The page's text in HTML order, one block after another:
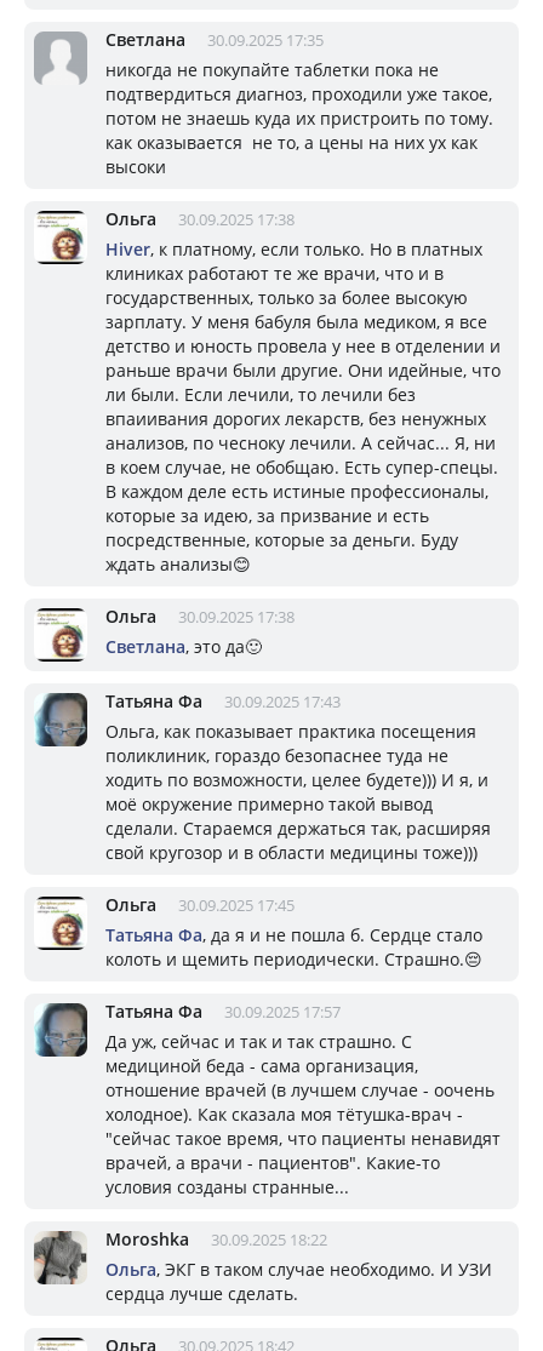
Светлана 30.09.2025 17:35
никогда не покупайте таблетки пока не
подтвердиться диагноз, проходили уже такое,
потом не знаешь куда их пристроить по тому.
как оказывается не то, а цены на них ух как
высоки
Ольга 30.09.2025 17:38
Hiver, к платному, если только. Но в платных
клиниках работают те же врачи, что и в
государственных, только за более высокую
зарплату. У меня бабуля была медиком, я все
детство и юность провела у нее в отделении и
раньше врачи были другие. Они идейные, что
ли были. Если лечили, то лечили без
впаиивания дорогих лекарств, без ненужных
анализов, по чесноку лечили. А сейчас... Я, ни
в коем случае, не обобщаю. Есть супер-спецы.
В каждом деле есть истиные профессионалы,
которые за идею, за призвание и есть
посредственные, которые за деньги. Буду
ждать анализы😊
Ольга 30.09.2025 17:38
Светлана, это да🙂
Татьяна Фа 30.09.2025 17:43
Ольга, как показывает практика посещения
поликлиник, гораздо безопаснее туда не
ходить по возможности, целее будете))) И я, и
моё окружение примерно такой вывод
сделали. Стараемся держаться так, расширяя
свой кругозор и в области медицины тоже)))
Ольга 30.09.2025 17:45
Татьяна Фа, да я и не пошла б. Сердце стало
колоть и щемить периодически. Страшно.😔
Татьяна Фа 30.09.2025 17:57
Да уж, сейчас и так и так страшно. С
медициной беда - сама организация,
отношение врачей (в лучшем случае - оочень
холодное). Как сказала моя тётушка-врач -
"сейчас такое время, что пациенты ненавидят
врачей, а врачи - пациентов". Какие-то
условия созданы странные...
Moroshka 30.09.2025 18:22
Ольга, ЭКГ в таком случае необходимо. И УЗИ
сердца лучше сделать.
Ольга 30.09.2025 18:42